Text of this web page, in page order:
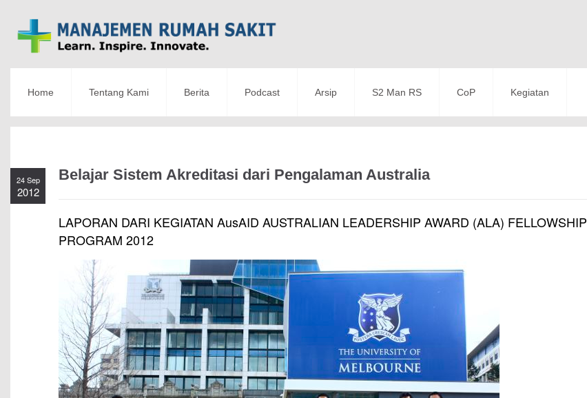
Home Tentang Kami Berita Podcast Arsip S2 Man RS CoP Kegiatan
24 Sep
2012
Belajar Sistem Akreditasi dari Pengalaman Australia
LAPORAN DARI KEGIATAN AusAID AUSTRALIAN LEADERSHIP AWARD (ALA) FELLOWSHIP
PROGRAM 2012